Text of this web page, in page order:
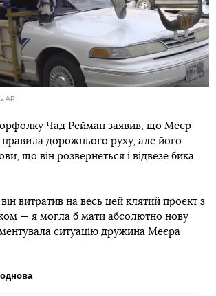
AP
Чад Рейман заявив, що Меєр
дорожнього руху, але його
що він розвернеться і відвезе бика
витратив на весь цей клятий проєкт з
— я могла б мати абсолютно нову
ситуацію дружина Меєра